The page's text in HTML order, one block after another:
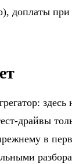
доплаты при
здесь
драйвы
в